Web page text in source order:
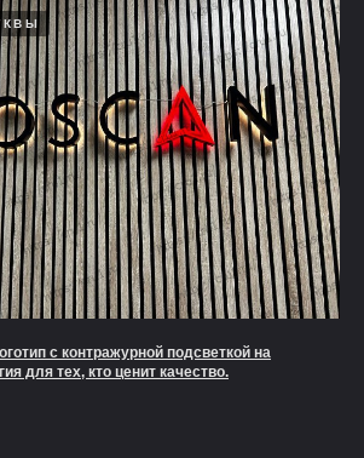
с контражурной подсветкой на
для тех, кто ценит качество.